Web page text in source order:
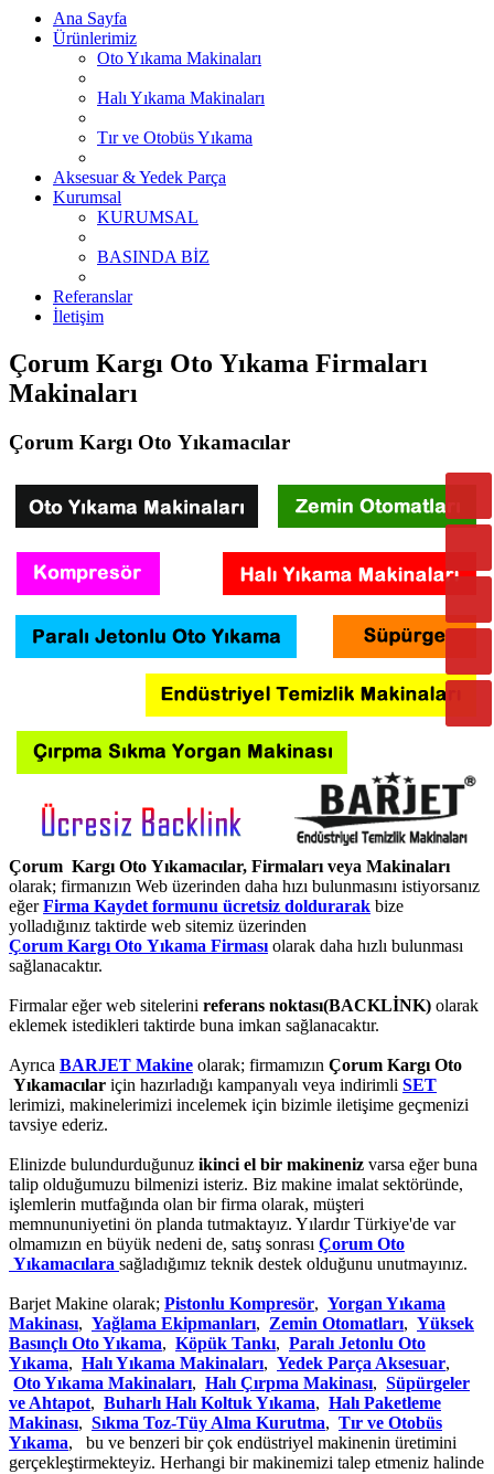
Ana Sayfa
Ürünlerimiz
Oto Yıkama Makinaları
Halı Yıkama Makinaları
Tır ve Otobüs Yıkama
Aksesuar & Yedek Parça
Kurumsal
KURUMSAL
BASINDA BİZ
Referanslar
İletişim
Çorum Kargı Oto Yıkama Firmaları
Makinaları
Çorum Kargı Oto Yıkamacılar
Çorum Kargı Oto Yıkamacılar, Firmaları veya Makinaları
olarak; firmanızın Web üzerinden daha hızı bulunmasını istiyorsanız
eğerFirma Kaydet formunu ücretsiz doldurarak bize
yolladığınız taktirde web sitemiz üzerinden
Çorum Kargı Oto Yıkama Firmasıolarak daha hızlı bulunması
sağlanacaktır.
Firmalar eğer web sitelerini referans noktası(BACKLİNK) olarak
eklemek istedikleri taktirde buna imkan sağlanacaktır.
Ayrıca BARJET Makine olarak; firmamızın Çorum Kargı Oto
Yıkamacılar için hazırladığı kampanyalı veya indirimli SET
lerimizi, makinelerimizi incelemek için bizimle iletişime geçmenizi
tavsiye ederiz.
Elinizde bulundurduğunuz ikinci el bir makineniz varsa eğer buna
talip olduğumuzu bilmenizi isteriz. Biz makine imalat sektöründe,
işlemlerin mutfağında olan bir firma olarak, müşteri
memnununiyetini ön planda tutmaktayız. Yılardır Türkiye'de var
olmamızın en büyük nedeni de, satış sonrası Çorum Oto
Yıkamacılara sağladığımız teknik destek olduğunu unutmayınız.
Barjet Makine olarak; Pistonlu Kompresör, Yorgan Yıkama
Makinası, Yağlama Ekipmanları, Zemin Otomatları, Yüksek
Basınçlı Oto Yıkama, Köpük Tankı, Paralı Jetonlu Oto
Yıkama, Halı Yıkama Makinaları, Yedek Parça Aksesuar,
Oto Yıkama Makinaları, Halı Çırpma Makinası, Süpürgeler
ve Ahtapot, Buharlı Halı Koltuk Yıkama, Halı Paketleme
Makinası, Sıkma Toz-Tüy Alma Kurutma, Tır ve Otobüs
Yıkama, bu ve benzeri bir çok endüstriyel makinenin üretimini
gerçekleştirmekteyiz. Herhangi bir makinemizi talep etmeniz halinde